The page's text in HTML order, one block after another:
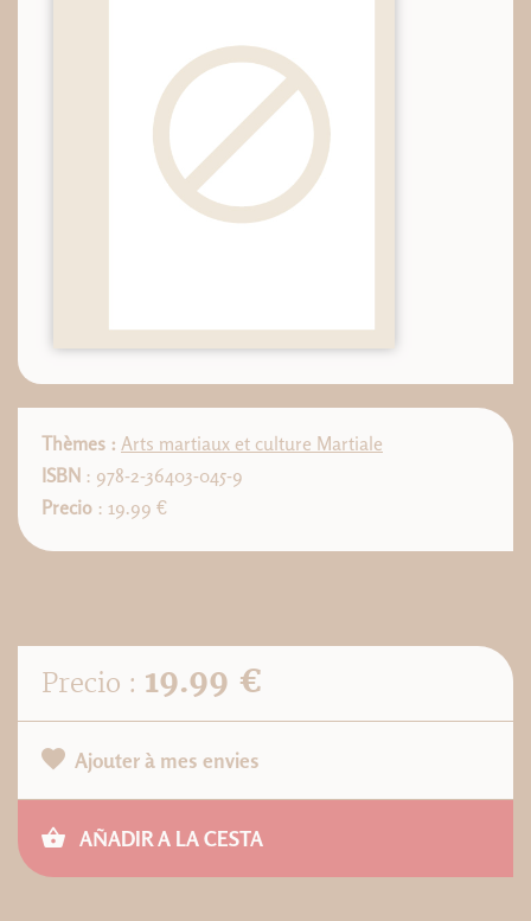
Thèmes : Arts martiaux et culture Martiale
ISBN : 978-2-36403-045-9
Precio : 19.99 €
Precio : 19.99 €
Ajouter à mes envies
AÑADIR A LA CESTA